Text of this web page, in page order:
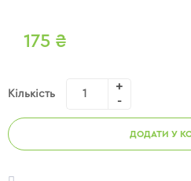
175 ₴
Кількість
ДОДАТИ У